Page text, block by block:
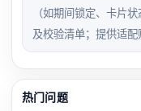
（如期间锁定、卡片
及校验清单；提供适配
热门问题